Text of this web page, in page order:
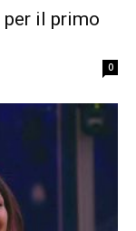
per il primo
0